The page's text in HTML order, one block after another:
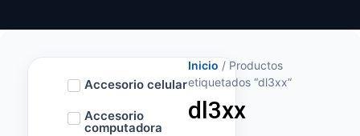
Accesorio celular
Accesorio
computadora
Inicio / Productos
etiquetados “dl3xx”
dl3xx